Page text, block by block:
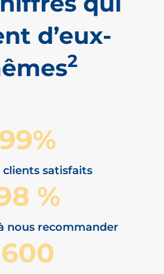
d’eux-
2
99%
clients satisfaits
%
nous recommander
600